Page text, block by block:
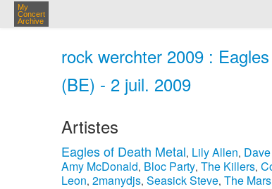
My
Concert
Archive
rock werchter 2009 :
(BE) - 2 juil. 2009
Artistes
Eagles of Death Metal, Lily Allen,
Amy McDonald, Bloc Party, The Killers,
Leon, 2manydjs, Seasick Steve, The